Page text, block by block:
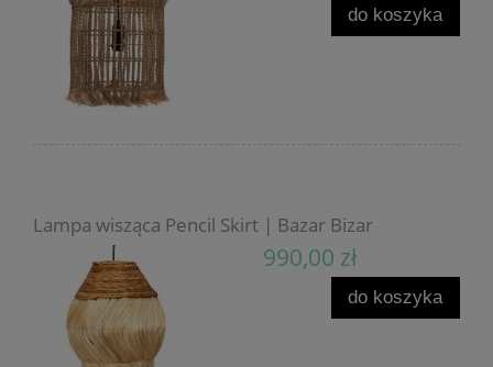
do koszyka
Lampa wisząca Pencil Skirt | Bazar Bizar
990,00 zł
do koszyka